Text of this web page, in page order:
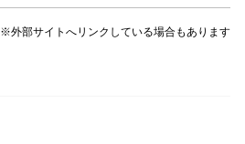
※外部サイトへリンクしている場合もあります